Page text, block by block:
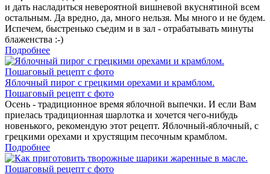
и дать насладиться невероятной вишневой вкуснятиной всем
остальным. Да вредно, да, много нельзя. Мы много и не будем.
Испечем, быстренько съедим и в зал - отрабатывать минуты
блаженства :-)
Подробнее
Яблочный пирог с грецкими орехами и крамблом.
Пошаговый рецепт с фото
Осень - традиционное время яблочной выпечки. И если Вам
приелась традиционная шарлотка и хочется чего-нибудь
новенького, рекомендую этот рецепт. Яблочный-яблочный, с
грецкими орехами и хрустящим песочным крамблом.
Подробнее